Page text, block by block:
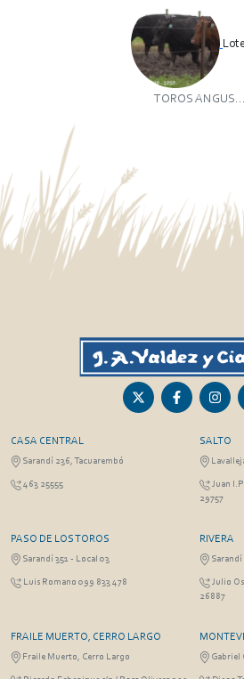
TOROS ANGUS...
CASA CENTRAL
Sarandí 236, Tacuarembó
463 25555
SALTO
Juan
29757
PASO DE LOS TOROS
Sarandí 351 - Local 03
Luis Romano 099 833 478
RIVERA
Sarandí
Julio
26887
FRAILE MUERTO, CERRO LARGO
Fraile Muerto, Cerro Largo Gabriel